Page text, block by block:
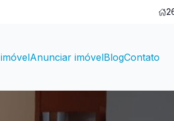
Anunciar imóvelBlogContato